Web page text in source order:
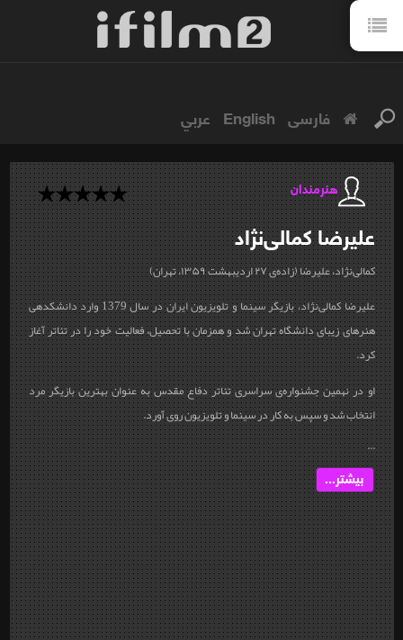
فارسی English عربي
هنرمندان
علیرضاکمالی‌نژاد
کمالی‌نژاد، علیرضا (زاده‌ی ۲۷ اردیبهشت ۱۳۵۹، تهران)
علیرضا کمالی‌نژاد، بازیگر سینما و تلویزیون ایران در سال 1379 وارد دانشکده‎ی
هنرهای زیبای دانشگاه تهران شد و همزمان با تحصیل، فعالیت خود را در تئاتر آغاز
کرد.
او در نهمین جشنواره‌ی سراسری تئاتر دفاع مقدس به عنوان بهترین بازیگر مرد
انتخاب شد و سپس به کار در سینما و تلویزیون روی آورد.
...
بیشتر...